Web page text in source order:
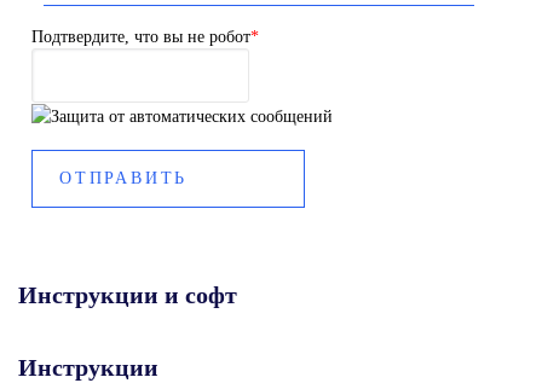
Подтвердите, что вы не робот*
Инструкции и софт
Инструкции